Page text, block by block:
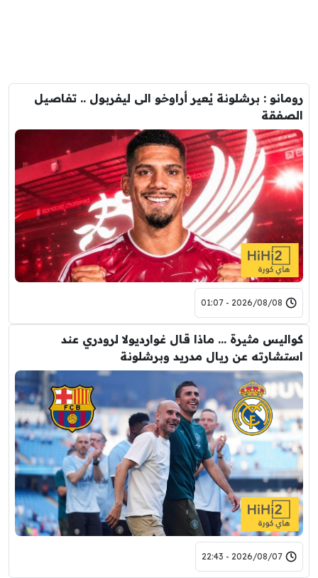
رومانو : برشلونة يُعير أراوخو الى ليفربول .. تفاصيل
الصفقة
2026/08/08 - 01:07
كواليس مثيرة … ماذا قال غوارديولا لرودري عند
استشارته عن ريال مدريد وبرشلونة
2026/08/07 - 22:43